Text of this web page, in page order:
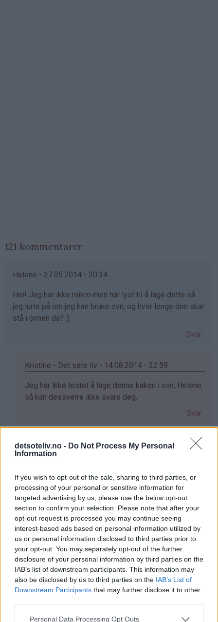
detsoteliv.no - Do Not Process My Personal
Information
If you wish to opt-out of the sale, sharing to third parties, or
processing of your personal or sensitive information for
targeted advertising by us, please use the below opt-out
section to confirm your selection. Please note that after your
opt-out request is processed you may continue seeing
interest-based ads based on personal information utilized by
us or personal information disclosed to third parties prior to
your opt-out. You may separately opt-out of the further
disclosure of your personal information by third parties on the
IAB’s list of downstream participants. This information may
also be disclosed by us to third parties on the IAB’s List of
Downstream Participants that may further disclose it to other
Personal Data Processing Opt Outs
121 kommentarer
Helene - 27.05.2014 - 20:34
Hei! Jeg har ikke mikro men har lyst til å lage dette så
jeg lurte på om jeg kan bruke ovn, og hvor lenge den skal
stå i ovnen da? :)
Svar
Kristine - Det søte liv - 14.08.2014 - 22:59
Som
svar
(ikke
bekreftet)
Jeg har ikke testet å lage denne kaken i ovn, Helene,
så kan dessverre ikke svare deg.
Svar
Armita - 15.02.2015 - 17:39
svar
på
av
Helene
(ikke
bekreftet)
på å ikke ha på for mye varme.
Selma - 25.01.2017 - 16:09
Som
svar
på
av
Helene
(ikke
Det går helt bra så lenge koppen tåler høy varme.
Prøvde selv og det gikk helt bra. Jeg lot den stå 5
min på ganske høy varme, men det kan være
annerledes på din ovn, så ta den ut når den ser klar
ut.
Svar